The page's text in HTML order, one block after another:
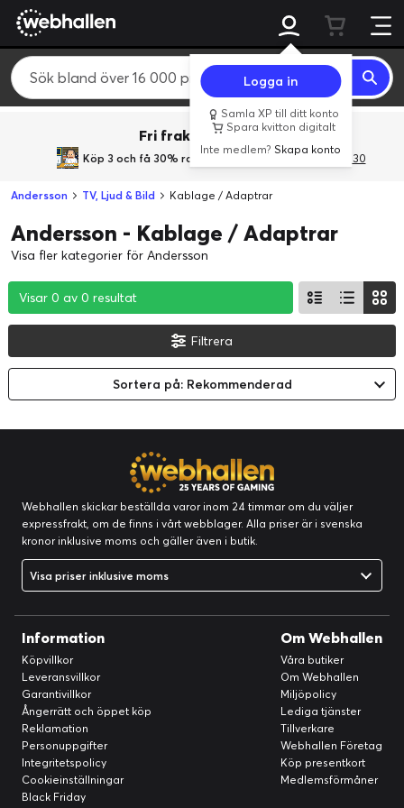
Logga in
Samla XP till ditt konto
Spara kvitton digitalt
Inte medlem?Skapa konto
Fri frakt över 800 kr.
Köp 3 och få 30% rabatt med rabattkoden 3Gives30
Andersson TV, Ljud & Bild Kablage / Adaptrar
Andersson - Kablage / Adaptrar
Visa fler kategorier för Andersson
Visar 0 av 0 resultat
Visar 0 av 0 resultat
Visar 0 av 0 resultat
Filtrera
Sortera på: Rekommenderad
Webhallen skickar beställda varor inom 24 timmar om du väljer
expressfrakt, om de finns i vårt webblager. Alla priser är i svenska
kronor inklusive moms och gäller även i butik.
Visa priser inklusive moms
Information
Köpvillkor
Leveransvillkor
Garantivillkor
Ångerrätt och öppet köp
Reklamation
Personuppgifter
Integritetspolicy
Cookieinställningar
Black Friday
Om Webhallen
Våra butiker
Om Webhallen
Miljöpolicy
Lediga tjänster
Tillverkare
Webhallen Företag
Köp presentkort
Medlemsförmåner